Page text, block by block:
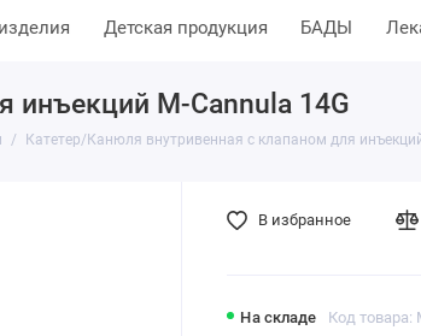
Детская продукция БАДЫ
инъекций M-Cannula 14G
Катетер/Канюля внутривенная с клапаном для
На складе Код товара:
В избранное